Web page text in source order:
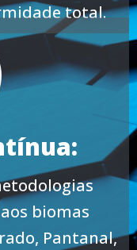
total.
biomas
Pantanal,